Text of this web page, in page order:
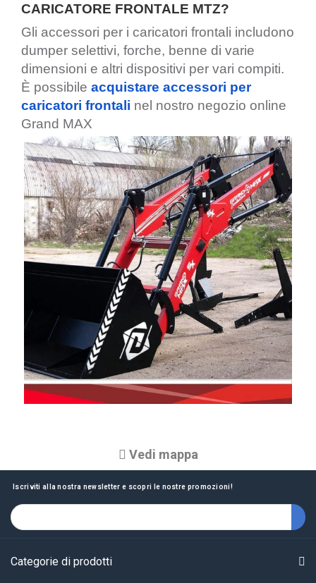
CARICATORE FRONTALE MTZ?
Gli accessori per i caricatori frontali includono
dumper selettivi, forche, benne di varie
dimensioni e altri dispositivi per vari compiti.
È possibile acquistare accessori per
caricatori frontali nel nostro negozio online
Grand MAX
Vedi mappa
Iscriviti alla nostra newsletter e scopri le nostre promozioni!
Categorie di prodotti